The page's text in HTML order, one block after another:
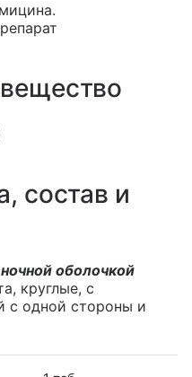
состав и
оболочкой
круглые, с
с одной стороны и